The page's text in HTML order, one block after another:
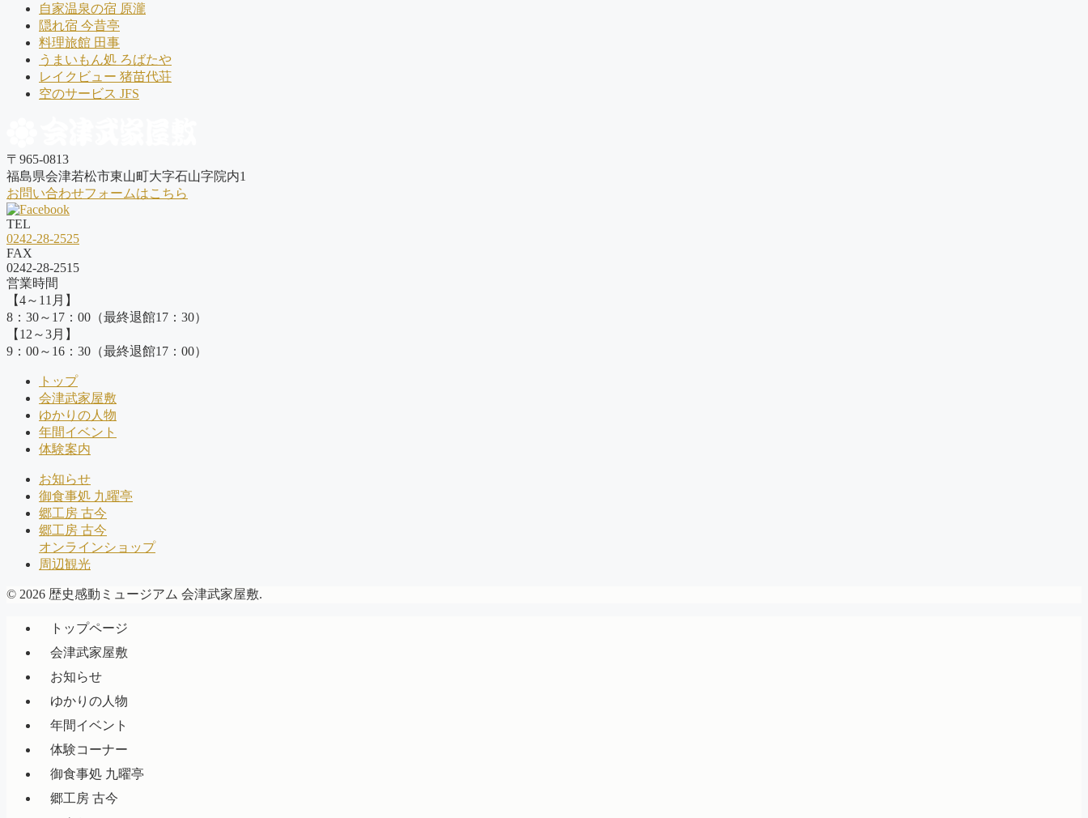
自家温泉の宿 原瀧
隠れ宿 今昔亭
料理旅館 田事
うまいもん処 ろばたや
レイクビュー 猪苗代荘
空のサービス JFS
〒965-0813
福島県会津若松市東山町大字石山字院内1
お問い合わせフォームはこちら
TEL
0242-28-2525
FAX
0242-28-2515
営業時間
【4～11月】
8：30～17：00（最終退館17：30）
【12～3月】
9：00～16：30（最終退館17：00）
トップ
会津武家屋敷
ゆかりの人物
年間イベント
体験案内
お知らせ
御食事処 九曜亭
郷工房 古今
郷工房 古今
オンラインショップ
周辺観光
© 2026 歴史感動ミュージアム 会津武家屋敷.
トップページ
会津武家屋敷
お知らせ
ゆかりの人物
年間イベント
体験コーナー
御食事処 九曜亭
郷工房 古今